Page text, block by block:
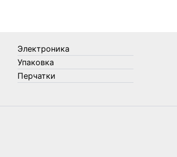
Электроника
Упаковка
Перчатки